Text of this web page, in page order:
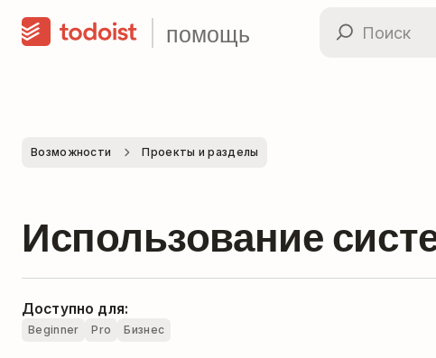
помощь
Возможности Проекты и разделы
Использование
Доступно для:
Beginner Pro Бизнес